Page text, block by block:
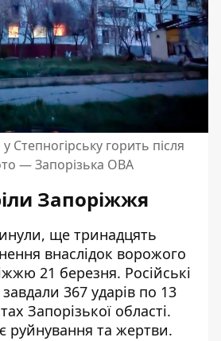
Степногірську горить після
— Запорізька ОВА
Запоріжжя
ще тринадцять
внаслідок ворожого
21 березня. Російські
367 ударів по 13
Запорізької області.
руйнування та жертви.